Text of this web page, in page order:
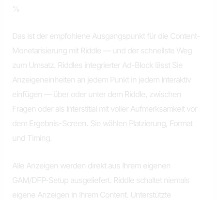
%
Das ist der empfohlene Ausgangspunkt für die Content-
Monetarisierung mit Riddle — und der schnellste Weg
zum Umsatz. Riddles integrierter Ad-Block lässt Sie
Anzeigeneinheiten an jedem Punkt in jedem Interaktiv
einfügen — über oder unter dem Riddle, zwischen
Fragen oder als Interstitial mit voller Aufmerksamkeit vor
dem Ergebnis-Screen. Sie wählen Platzierung, Format
und Timing.
Alle Anzeigen werden direkt aus Ihrem eigenen
GAM/DFP-Setup ausgeliefert. Riddle schaltet niemals
eigene Anzeigen in Ihrem Content. Unterstützte